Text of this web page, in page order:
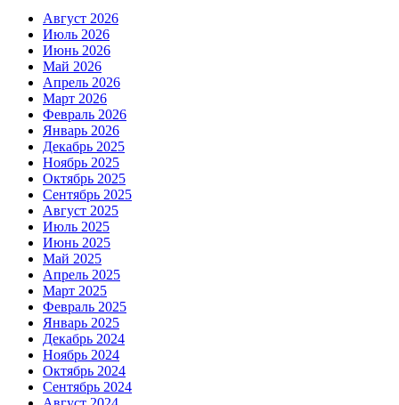
Август 2026
Июль 2026
Июнь 2026
Май 2026
Апрель 2026
Март 2026
Февраль 2026
Январь 2026
Декабрь 2025
Ноябрь 2025
Октябрь 2025
Сентябрь 2025
Август 2025
Июль 2025
Июнь 2025
Май 2025
Апрель 2025
Март 2025
Февраль 2025
Январь 2025
Декабрь 2024
Ноябрь 2024
Октябрь 2024
Сентябрь 2024